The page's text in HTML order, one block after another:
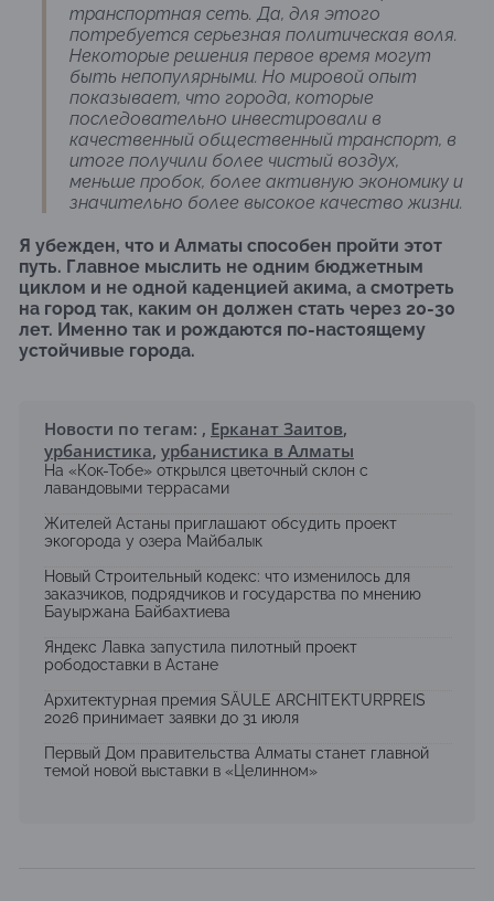
транспортная сеть. Да, для этого
потребуется серьезная политическая воля.
Некоторые решения первое время могут
быть непопулярными. Но мировой опыт
показывает, что города, которые
последовательно инвестировали в
качественный общественный транспорт, в
итоге получили более чистый воздух,
меньше пробок, более активную экономику и
значительно более высокое качество жизни.
Я убежден, что и Алматы способен пройти этот
путь. Главное мыслить не одним бюджетным
циклом и не одной каденцией акима, а смотреть
на город так, каким он должен стать через 20-30
лет. Именно так и рождаются по-настоящему
устойчивые города.
Новости по тегам: , Ерканат Заитов,
урбанистика, урбанистика в Алматы
На «Кок-Тобе» открылся цветочный склон с
лавандовыми террасами
Жителей Астаны приглашают обсудить проект
экогорода у озера Майбалык
Новый Строительный кодекс: что изменилось для
заказчиков, подрядчиков и государства по мнению
Бауыржана Байбахтиева
Яндекс Лавка запустила пилотный проект
рободоставки в Астане
Архитектурная премия SÄULE ARCHITEKTURPREIS
2026 принимает заявки до 31 июля
Первый Дом правительства Алматы станет главной
темой новой выставки в «Целинном»